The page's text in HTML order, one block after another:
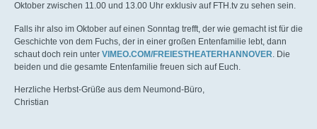
Oktober zwischen 11.00 und 13.00 Uhr exklusiv auf FTH.tv zu sehen sein.
Falls ihr also im Oktober auf einen Sonntag trefft, der wie gemacht ist für die
Geschichte von dem Fuchs, der in einer großen Entenfamilie lebt, dann
schaut doch rein unter VIMEO.COM/FREIESTHEATERHANNOVER . Die
beiden und die gesamte Entenfamilie freuen sich auf Euch.
Herzliche Herbst-Grüße aus dem Neumond-Büro,
Christian